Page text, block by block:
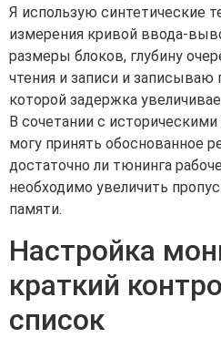
Я использую синтетические
измерения кривой ввода-
размеры блоков, глубину
чтения и записи и записываю
которой задержка
В сочетании с
могу принять обоснованное
достаточно ли тюнинга
необходимо увеличить
памяти.
Настройка
краткий
список